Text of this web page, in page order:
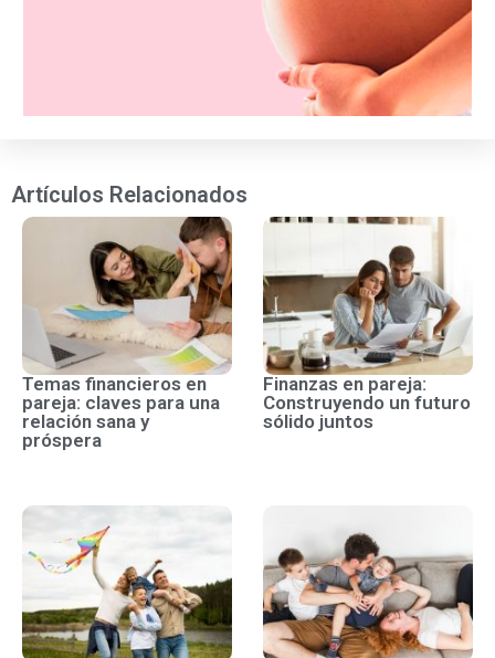
Artículos Relacionados
Temas financieros en
pareja: claves para una
relación sana y
próspera
Finanzas en pareja:
Construyendo un futuro
sólido juntos